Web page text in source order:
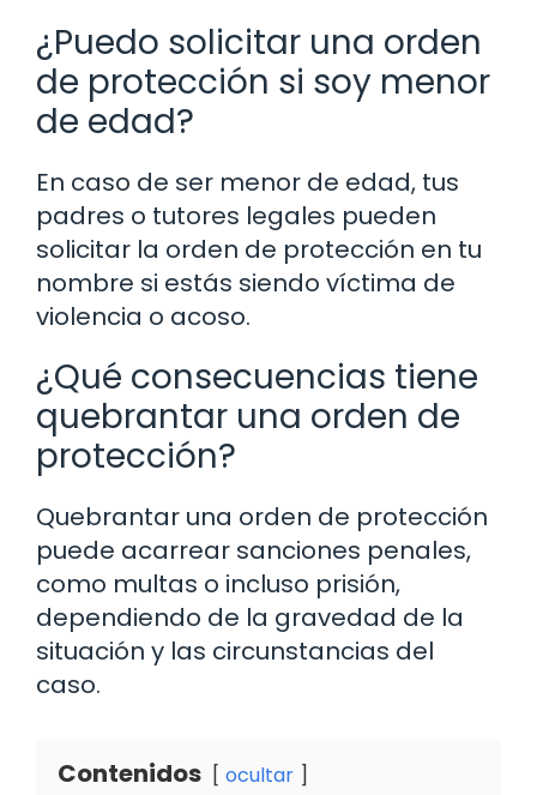
¿Puedo solicitar una orden
de protección si soy menor
de edad?
En caso de ser menor de edad, tus
padres o tutores legales pueden
solicitar la orden de protección en tu
nombre si estás siendo víctima de
violencia o acoso.
¿Qué consecuencias tiene
quebrantar una orden de
protección?
Quebrantar una orden de protección
puede acarrear sanciones penales,
como multas o incluso prisión,
dependiendo de la gravedad de la
situación y las circunstancias del
caso.
Contenidos ocultar